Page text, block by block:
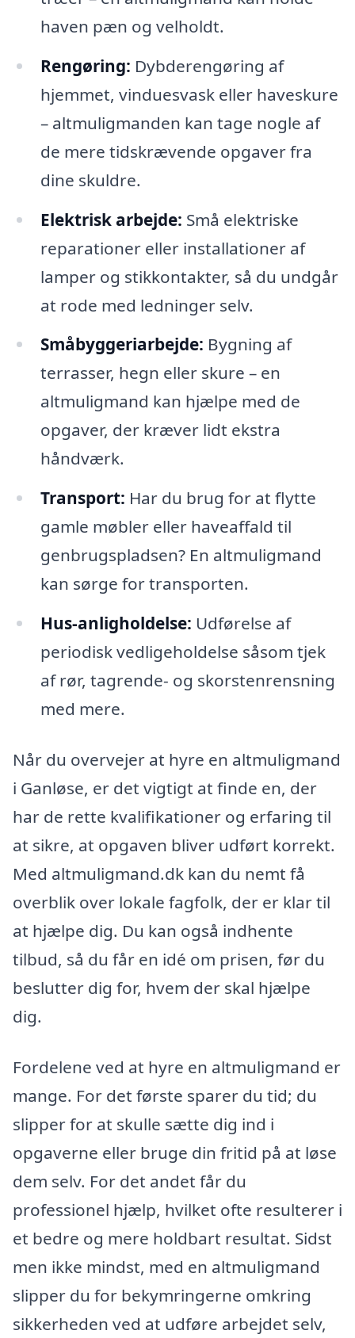
haven pæn og velholdt.
Rengøring: Dybderengøring af
hjemmet, vinduesvask eller haveskure
– altmuligmanden kan tage nogle af
de mere tidskrævende opgaver fra
dine skuldre.
Elektrisk arbejde: Små elektriske
reparationer eller installationer af
lamper og stikkontakter, så du undgår
at rode med ledninger selv.
Småbyggeriarbejde: Bygning af
terrasser, hegn eller skure – en
altmuligmand kan hjælpe med de
opgaver, der kræver lidt ekstra
håndværk.
Transport: Har du brug for at flytte
gamle møbler eller haveaffald til
genbrugspladsen? En altmuligmand
kan sørge for transporten.
Hus-anligholdelse: Udførelse af
periodisk vedligeholdelse såsom tjek
af rør, tagrende- og skorstenrensning
med mere.
Når du overvejer at hyre en altmuligmand
i Ganløse, er det vigtigt at finde en, der
har de rette kvalifikationer og erfaring til
at sikre, at opgaven bliver udført korrekt.
Med altmuligmand.dk kan du nemt få
overblik over lokale fagfolk, der er klar til
at hjælpe dig. Du kan også indhente
tilbud, så du får en idé om prisen, før du
beslutter dig for, hvem der skal hjælpe
dig.
Fordelene ved at hyre en altmuligmand er
mange. For det første sparer du tid; du
slipper for at skulle sætte dig ind i
opgaverne eller bruge din fritid på at løse
dem selv. For det andet får du
professionel hjælp, hvilket ofte resulterer i
et bedre og mere holdbart resultat. Sidst
men ikke mindst, med en altmuligmand
slipper du for bekymringerne omkring
sikkerheden ved at udføre arbejdet selv,